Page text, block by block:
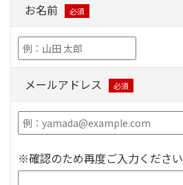
お名前 必須
メールアドレス 必須
※確認のため再度ご入力ください